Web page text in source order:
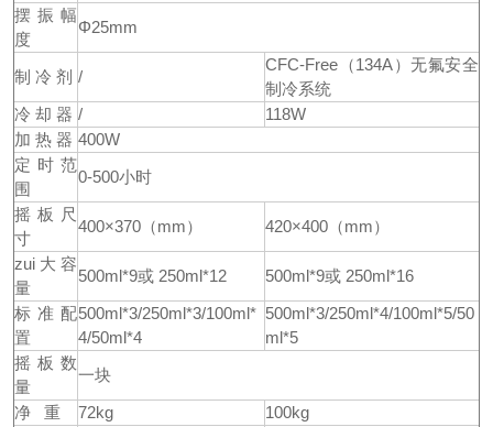
摆振幅
度
Φ25mm
制 冷 剂 /
CFC-Free（134A）无氟安全
制冷系统
冷 却 器 /
118W
加 热 器 400W
定时范
围
0-500小时
摇板尺
寸
400×370（mm）
420×400（mm）
zui大容
量
500ml*9或 250ml*12
500ml*9或 250ml*16
标准配
置
500ml*3/250ml*3/100ml*
4/50ml*4
500ml*3/250ml*4/100ml*5/50
ml*5
摇板数
量
一块
净 重
72kg
100kg